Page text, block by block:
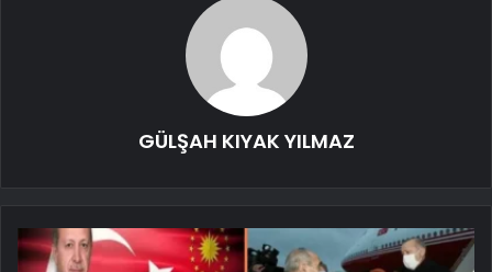
GÜLŞAH KIYAK YILMAZ